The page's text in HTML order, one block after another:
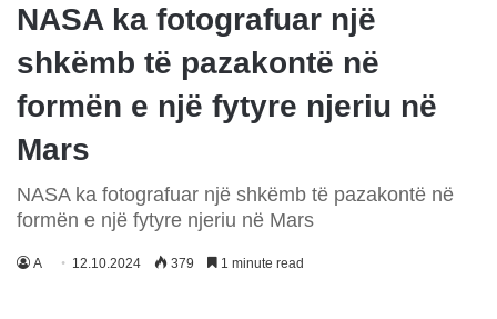
NASA ka fotografuar një
shkëmb të pazakontë në
formën e një fytyre njeriu në
Mars
NASA ka fotografuar një shkëmb të pazakontë në
formën e një fytyre njeriu në Mars
A 12.10.2024 379 1 minute read